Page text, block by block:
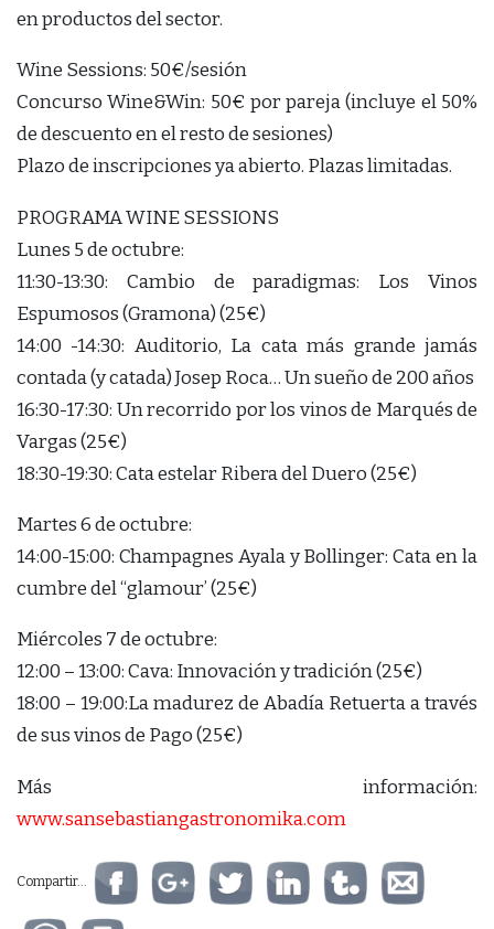
en productos del sector.
Wine Sessions: 50€/sesión
Concurso Wine&Win: 50€ por pareja (incluye el 50%
de descuento en el resto de sesiones)
Plazo de inscripciones ya abierto. Plazas limitadas.
PROGRAMA WINE SESSIONS
Lunes 5 de octubre:
11:30-13:30: Cambio de paradigmas: Los Vinos
Espumosos (Gramona) (25€)
14:00 -14:30: Auditorio, La cata más grande jamás
contada (y catada) Josep Roca… Un sueño de 200 años
16:30-17:30: Un recorrido por los vinos de Marqués de
Vargas (25€)
18:30-19:30: Cata estelar Ribera del Duero (25€)
Martes 6 de octubre:
14:00-15:00: Champagnes Ayala y Bollinger: Cata en la
cumbre del “glamour’ (25€)
Miércoles 7 de octubre:
12:00 – 13:00: Cava: Innovación y tradición (25€)
18:00 – 19:00:La madurez de Abadía Retuerta a través
de sus vinos de Pago (25€)
Más información:
www.sansebastiangastronomika.com
Compartir...